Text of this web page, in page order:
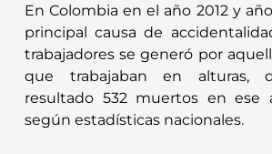
En Colombia en el año 2012 y
principal causa de
trabajadores se generó por
que trabajaban en alturas,
resultado 532 muertos en ese
según estadísticas nacionales.